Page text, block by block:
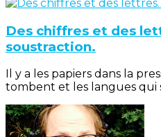
Des chiffres et des
soustraction.
Il y a les papiers dans la
tombent et les langues qui